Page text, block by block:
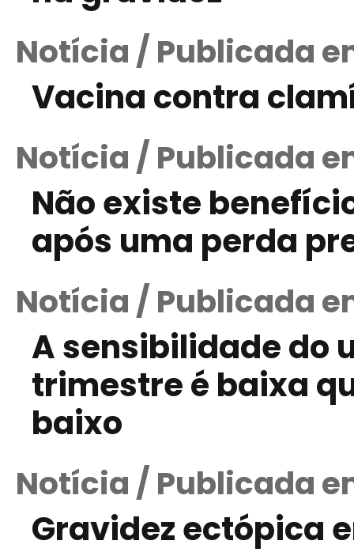
Notícia / Publicada
Vacina contra
Notícia / Publicada
Não existe
após uma perda
Notícia / Publicada
A sensibilidade do
trimestre é baixa
baixo
Notícia / Publicada
Gravidez ectópica